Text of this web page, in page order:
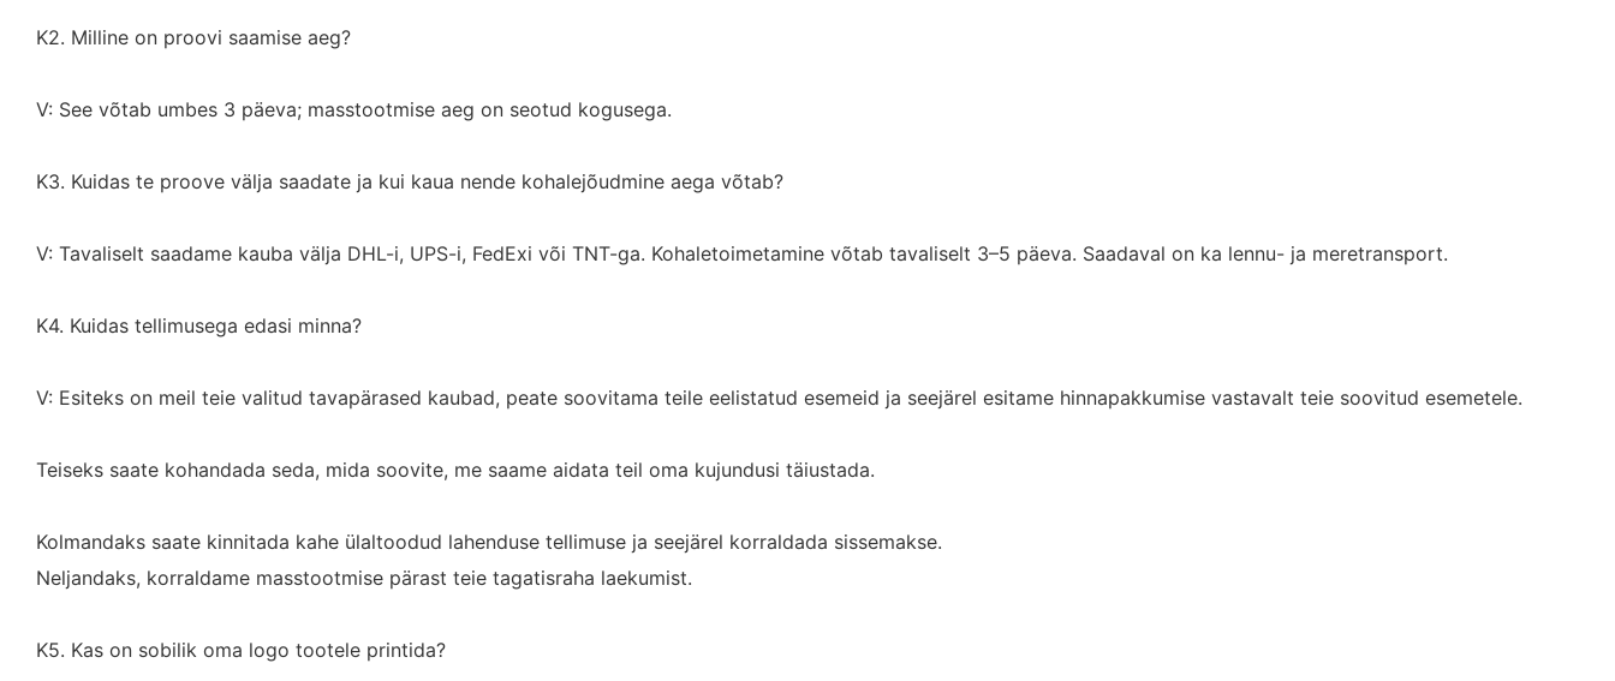
K2. Milline on proovi saamise aeg?
V: See võtab umbes 3 päeva; masstootmise aeg on seotud kogusega.
K3. Kuidas te proove välja saadate ja kui kaua nende kohalejõudmine aega võtab?
V: Tavaliselt saadame kauba välja DHL-i, UPS-i, FedExi või TNT-ga. Kohaletoimetamine võtab tavaliselt 3–5 päeva. Saadaval on ka lennu- ja meretransport.
K4. Kuidas tellimusega edasi minna?
V: Esiteks on meil teie valitud tavapärased kaubad, peate soovitama teile eelistatud esemeid ja seejärel esitame hinnapakkumise vastavalt teie soovitud esemetele.
Teiseks saate kohandada seda, mida soovite, me saame aidata teil oma kujundusi täiustada.
Kolmandaks saate kinnitada kahe ülaltoodud lahenduse tellimuse ja seejärel korraldada sissemakse.
Neljandaks, korraldame masstootmise pärast teie tagatisraha laekumist.
K5. Kas on sobilik oma logo tootele printida?